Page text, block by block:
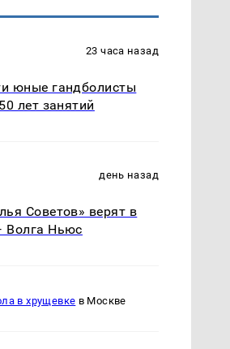
23 часа назад
юные гандболисты
лет занятий
день назад
Советов» верят в
Волга Ньюс
в хрущевке в Москве